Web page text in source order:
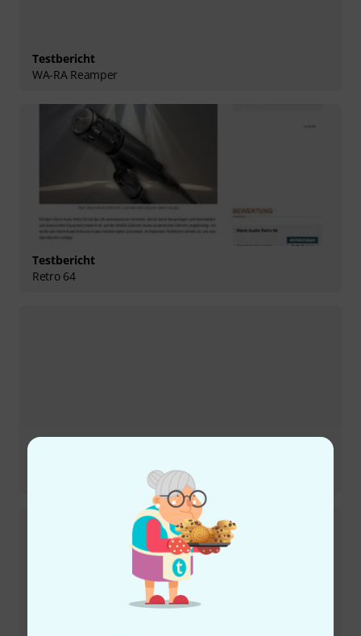
Testbericht
WA-RA Reamper
Testbericht
Retro 64
Throne Of Tone Dist/Boost/OD